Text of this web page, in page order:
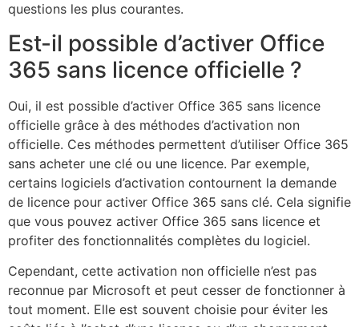
questions les plus courantes.
Est-il possible d’activer Office
365 sans licence officielle ?
Oui, il est possible d’activer Office 365 sans licence
officielle grâce à des méthodes d’activation non
officielle. Ces méthodes permettent d’utiliser Office 365
sans acheter une clé ou une licence. Par exemple,
certains logiciels d’activation contournent la demande
de licence pour activer Office 365 sans clé. Cela signifie
que vous pouvez activer Office 365 sans licence et
profiter des fonctionnalités complètes du logiciel.
Cependant, cette activation non officielle n’est pas
reconnue par Microsoft et peut cesser de fonctionner à
tout moment. Elle est souvent choisie pour éviter les